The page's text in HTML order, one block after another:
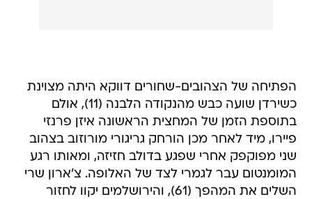
הפתיחה של הצהובים-שחורים דווקא היתה מצוינת
כשירדן שועה כבש מהנקודה הלבנה (11), אולם
בתוספת הזמן של המחצית הראשונה איזן פרנזי
פיירו, מיד לאחר מכן הורחק גריגורי מורוזוב בצהוב
שני מפוקפק אחרי שפגע בדולב חזיזה, ומאותו רגע
המומנטום עבר לגמרי לצד של האלופה. צ'ארון שרי
השלים את המהפך (61), והירושלמים יקוו לחזור